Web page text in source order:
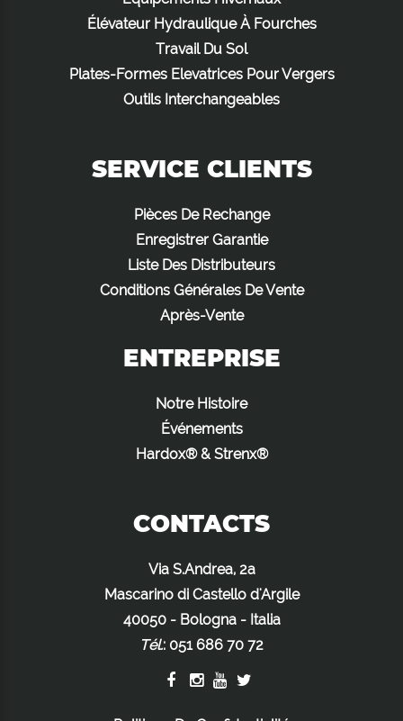
Élévateur Hydraulique À Fourches
Travail Du Sol
Plates-Formes Elevatrices Pour Vergers
Outils Interchangeables
SERVICE CLIENTS
Pièces De Rechange
Enregistrer Garantie
Liste Des Distributeurs
Conditions Générales De Vente
Après-Vente
ENTREPRISE
Notre Histoire
Événements
Hardox® & Strenx®
CONTACTS
Via S.Andrea, 2a
Mascarino di Castello d'Argile
40050 - Bologna - Italia
Tél.: 051 686 70 72